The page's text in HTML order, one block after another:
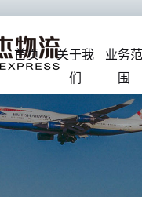
首页
关于我
们
业务
围